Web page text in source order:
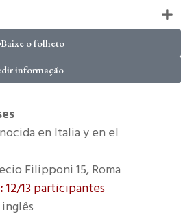
Baixe o folheto
informação
en Italia y en el
Filipponi 15, Roma
12/13 participantes